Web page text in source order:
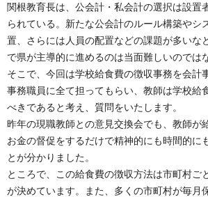
関根教育長は、公会計・私会計の選択は設置
られている。新たな公会計のルール構築やシ
置、さらには人員の配置などの課題が多いな
で県が主導的に進めるのは当面難しいのでは
そこで、今回は学校給食費の徴収事務を会計
事務職員に全て担ってもらい、教師は学校給
べきであると考え、質問をいたします。
昨年の現職教師との意見交換会でも、教師が
お金の督促をするだけで精神的にも時間的に
とが分かりました。
ところで、この給食費の徴収方法は市町村ご
が決めています。また、多くの市町村が毎月